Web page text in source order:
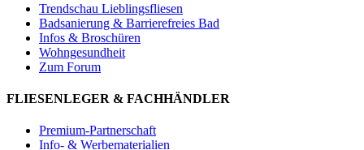
Trendschau Lieblingsfliesen
Badsanierung & Barrierefreies Bad
Infos & Broschüren
Wohngesundheit
Zum Forum
FLIESENLEGER & FACHHÄNDLER
Premium-Partnerschaft
Info- & Werbematerialien